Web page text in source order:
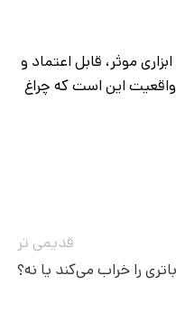
موثر، قابل اعتماد و
این است که چراغ
قدیمی تر
را خراب می‌کند یا نه؟